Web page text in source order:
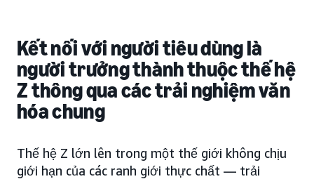
Kết nối với người tiêu dùng là
người trưởng thành thuộc thế hệ
Z thông qua các trải nghiệm văn
hóa chung
Thế hệ Z lớn lên trong một thế giới không chịu
giới hạn của các ranh giới thực chất — trải